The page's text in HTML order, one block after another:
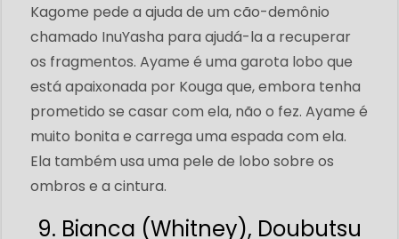
Kagome pede a ajuda de um cão-demônio
chamado InuYasha para ajudá-la a recuperar
os fragmentos. Ayame é uma garota lobo que
está apaixonada por Kouga que, embora tenha
prometido se casar com ela, não o fez. Ayame é
muito bonita e carrega uma espada com ela.
Ela também usa uma pele de lobo sobre os
ombros e a cintura.
9. Bianca (Whitney), Doubutsu